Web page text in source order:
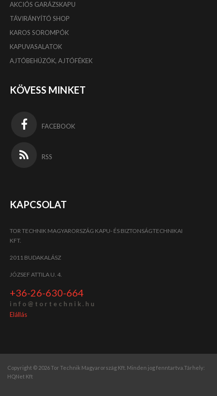
AKCIÓS GARÁZSKAPU
TÁVIRÁNYÍTÓ SHOP
KAROS SOROMPÓK
KAPUVASALATOK
AJTÓBEHÚZÓK, AJTÓFÉKEK
KÖVESS MINKET
FACEBOOK
RSS
KAPCSOLAT
TOR TECHNIK MAGYARORSZÁG KAPU- ÉS BIZTONSÁGTECHNIKAI
KFT.
2011 BUDAKALÁSZ
JÓZSEF ATTILA U. 4.
+36-26-630-664
i n f o @ t o r t e c h n i k . h u
Elállás
Copyright © 2026 Tor Technik Magyarország Kft. Minden jog fenntartva. Tárhely:
HQNet Kft